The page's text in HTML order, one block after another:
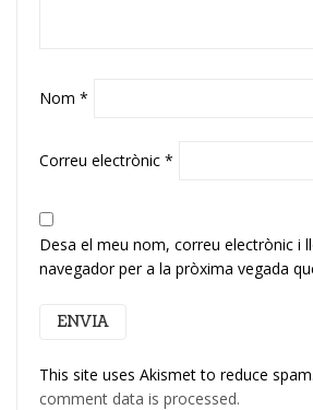
Nom *
Correu electrònic *
Desa el meu nom, correu electrònic i
navegador per a la pròxima vegada
This site uses Akismet to reduce spam.
comment data is processed.